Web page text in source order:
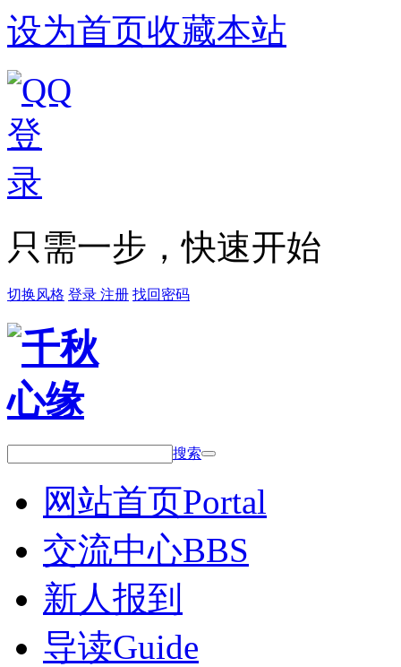
设为首页收藏本站
只需一步，快速开始
切换风格 登录 注册 找回密码
搜索
网站首页Portal
交流中心BBS
新人报到
导读Guide